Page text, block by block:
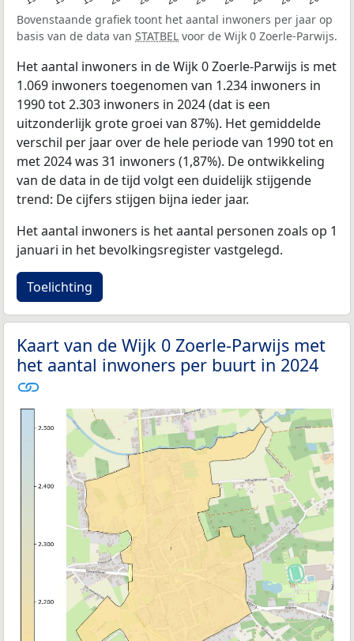
Bovenstaande grafiek toont het aantal inwoners per jaar op
basis van de data van STATBEL voor de Wijk 0 Zoerle-Parwijs.
Het aantal inwoners in de Wijk 0 Zoerle-Parwijs is met
1.069 inwoners toegenomen van 1.234 inwoners in
1990 tot 2.303 inwoners in 2024 (dat is een
uitzonderlijk grote groei van 87%). Het gemiddelde
verschil per jaar over de hele periode van 1990 tot en
met 2024 was 31 inwoners (1,87%). De ontwikkeling
van de data in de tijd volgt een duidelijk stijgende
trend: De cijfers stijgen bijna ieder jaar.
Het aantal inwoners is het aantal personen zoals op 1
januari in het bevolkingsregister vastgelegd.
Toelichting
Kaart van de Wijk 0 Zoerle-Parwijs met
het aantal inwoners per buurt in 2024